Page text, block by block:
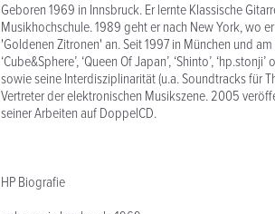
Geboren 1969 in Innsbruck. Er lernte Klassische
Musikhochschule. 1989 geht er nach New York, wo
'Goldenen Zitronen' an. Seit 1997 in München und
‘Cube&Sphere’, ‘Queen Of Japan’, ‘Shinto’,
sowie seine Interdisziplinarität (u.a. Soundtracks für
Vertreter der elektronischen Musikszene. 2005
seiner Arbeiten auf DoppelCD.
HP Biografie